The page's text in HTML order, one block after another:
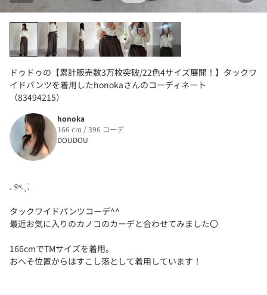
ドゥドゥの【累計販売数3万枚突破/22色4サイズ展開！】タックワ
イドパンツを着用したhonokaさんのコーディネート
（83494215）
honoka
166 cm / 396 コーデ
DOUDOU
𓈒 ୭ৎ ۪ ݁ 𓈒
タックワイドパンツコーデ^^
最近お気に入りのカノコのカーデと合わせてみました〇
166cmでTMサイズを着用。
おへそ位置からはすこし落として着用しています！